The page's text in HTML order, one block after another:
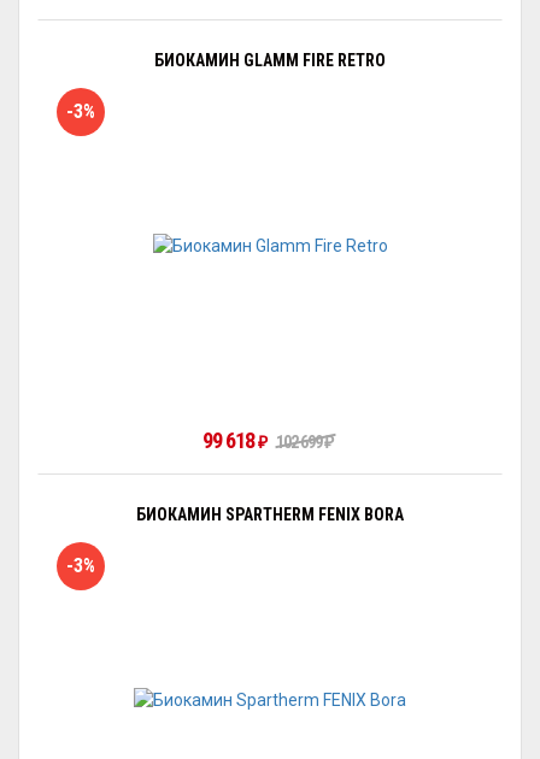
БИОКАМИН GLAMM FIRE RETRO
-3%
99 618₽ 102 699₽
БИОКАМИН SPARTHERM FENIX BORA
-3%